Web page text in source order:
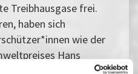
Treibhausgase frei.
haben sich
wie der
Hans
ohne Moore hat